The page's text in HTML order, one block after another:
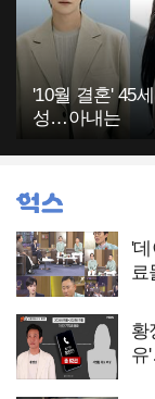
'10월 결혼' 45
성…아내는
'
황
유